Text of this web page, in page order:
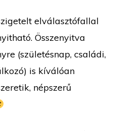
elválasztófallal
Összenyitva
(születésnap, családi,
is kíválóan
népszerű